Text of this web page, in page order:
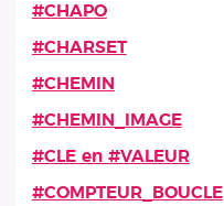
#CHAPO
#CHARSET
#CHEMIN
#CHEMIN_IMAGE
#CLE en #VALEUR
#COMPTEUR_BOUCLE